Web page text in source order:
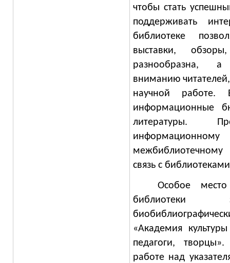
чтобы стать
поддерживать
библиотеке
выставки,
разнообразна, а
вниманию
научной работе.
информационные
литературы.
межбиблиотечному
связь с
Особое
библиотеки
«Академия
педагоги,
работе над